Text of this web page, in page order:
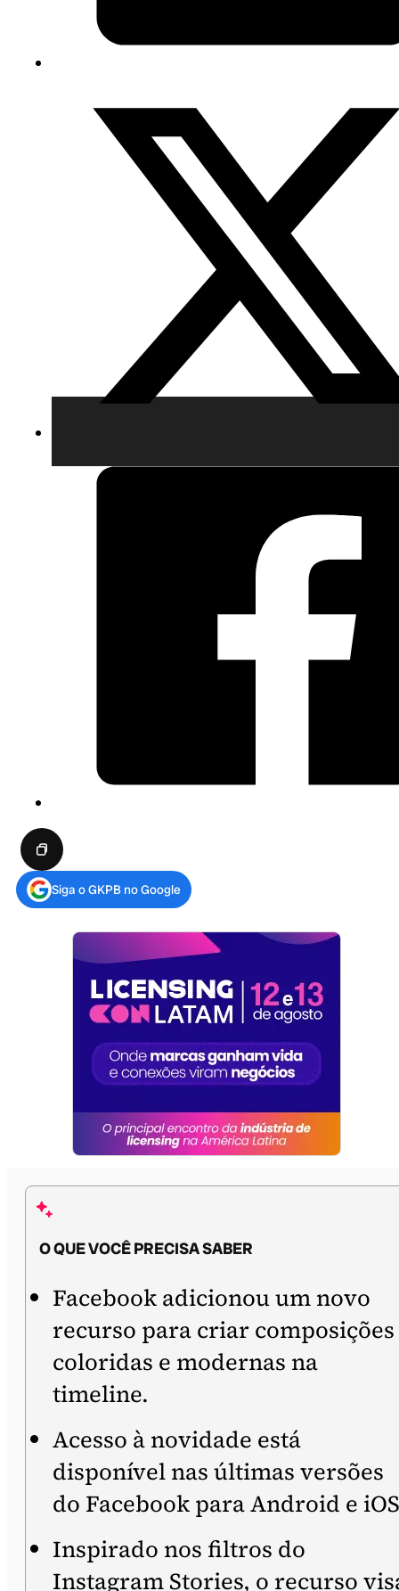
Siga o GKPB no Google
O QUE VOCÊ PRECISA SABER
Facebook adicionou um novo
recurso para criar composições
coloridas e modernas na
timeline.
Acesso à novidade está
disponível nas últimas versões
do Facebook para Android e
Inspirado nos filtros do
Instagram Stories, o recurso